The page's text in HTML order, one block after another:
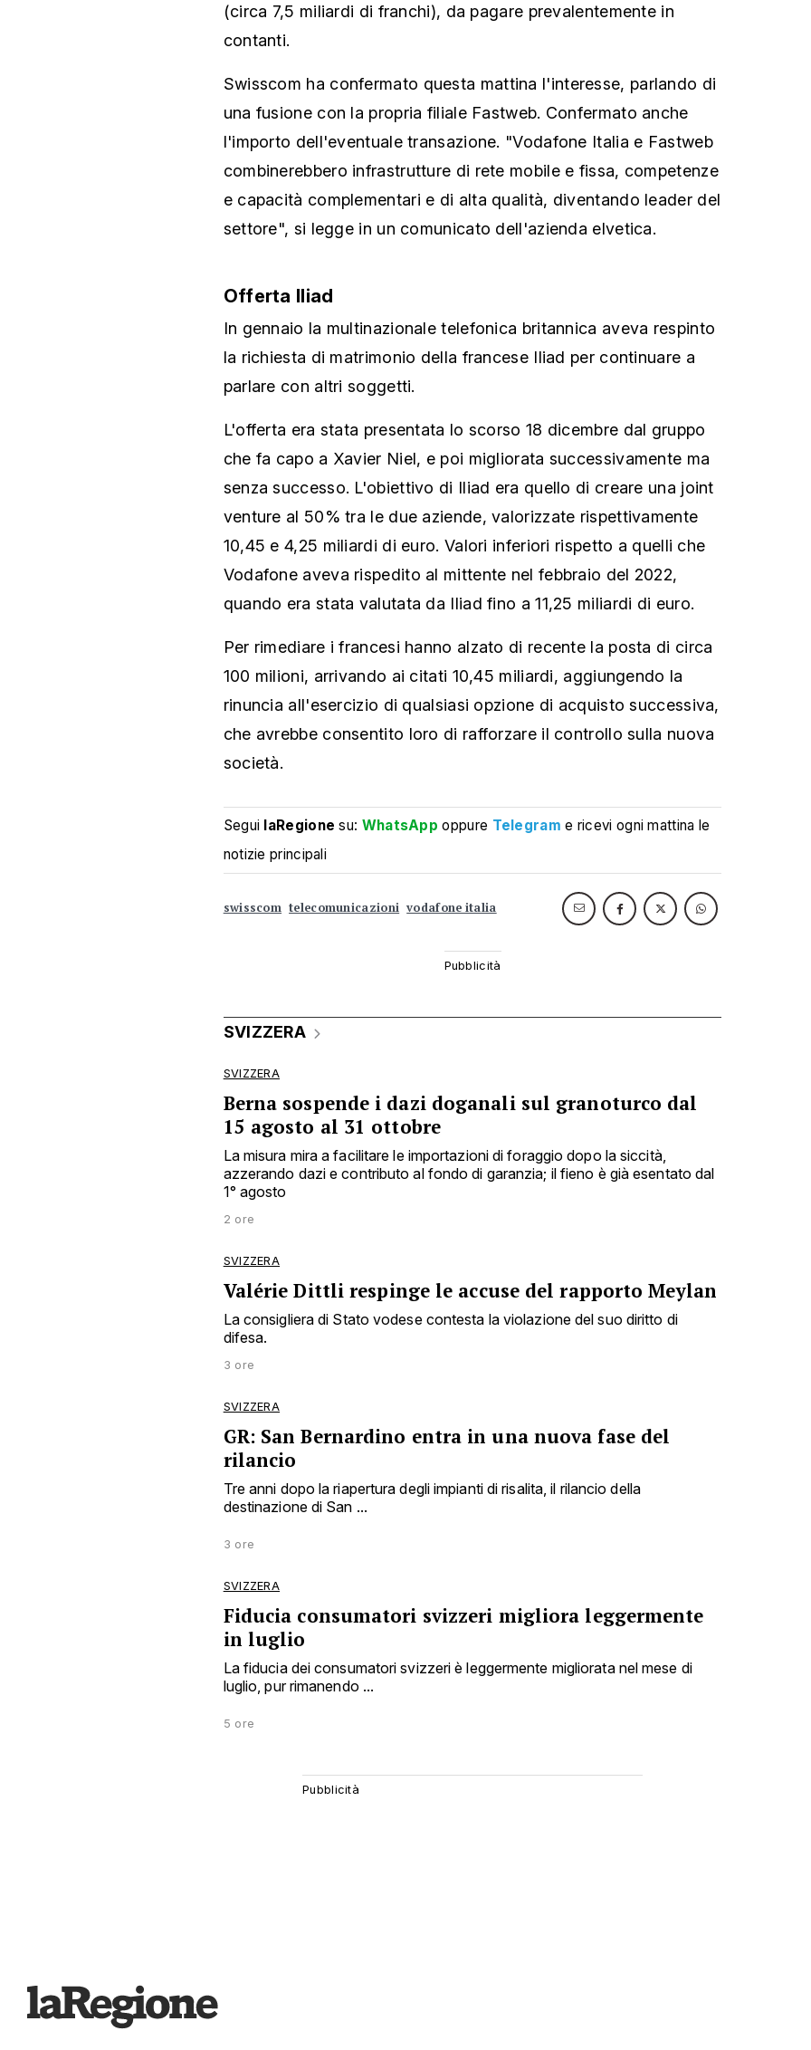
(circa 7,5 miliardi di franchi), da pagare prevalentemente in
contanti.
Swisscom ha confermato questa mattina l'interesse, parlando di
una fusione con la propria filiale Fastweb. Confermato anche
l'importo dell'eventuale transazione. "Vodafone Italia e Fastweb
combinerebbero infrastrutture di rete mobile e fissa, competenze
e capacità complementari e di alta qualità, diventando leader del
settore", si legge in un comunicato dell'azienda elvetica.
Offerta Iliad
In gennaio la multinazionale telefonica britannica aveva respinto
la richiesta di matrimonio della francese Iliad per continuare a
parlare con altri soggetti.
L'offerta era stata presentata lo scorso 18 dicembre dal gruppo
che fa capo a Xavier Niel, e poi migliorata successivamente ma
senza successo. L'obiettivo di Iliad era quello di creare una joint
venture al 50% tra le due aziende, valorizzate rispettivamente
10,45 e 4,25 miliardi di euro. Valori inferiori rispetto a quelli che
Vodafone aveva rispedito al mittente nel febbraio del 2022,
quando era stata valutata da Iliad fino a 11,25 miliardi di euro.
Per rimediare i francesi hanno alzato di recente la posta di circa
100 milioni, arrivando ai citati 10,45 miliardi, aggiungendo la
rinuncia all'esercizio di qualsiasi opzione di acquisto successiva,
che avrebbe consentito loro di rafforzare il controllo sulla nuova
società.
Segui laRegione su: WhatsApp oppure Telegram e ricevi ogni mattina le
notizie principali
swisscom telecomunicazioni vodafone italia
SVIZZERA
SVIZZERA
Berna sospende i dazi doganali sul granoturco dal
15 agosto al 31 ottobre
La misura mira a facilitare le importazioni di foraggio dopo la siccità,
azzerando dazi e contributo al fondo di garanzia; il fieno è già esentato dal
1° agosto
2 ore
SVIZZERA
Valérie Dittli respinge le accuse del rapporto Meylan
La consigliera di Stato vodese contesta la violazione del suo diritto di
difesa.
3 ore
SVIZZERA
GR: San Bernardino entra in una nuova fase del
rilancio
Tre anni dopo la riapertura degli impianti di risalita, il rilancio della
destinazione di San ...
3 ore
SVIZZERA
Fiducia consumatori svizzeri migliora leggermente
in luglio
La fiducia dei consumatori svizzeri è leggermente migliorata nel mese di
luglio, pur rimanendo ...
5 ore